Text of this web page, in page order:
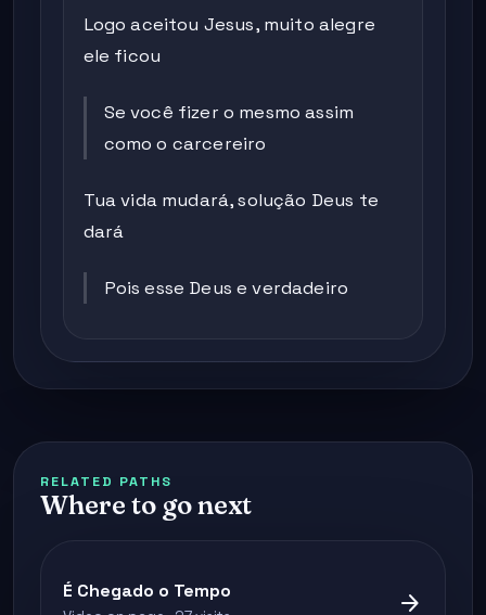
Logo aceitou Jesus, muito alegre
ele ficou
Se você fizer o mesmo assim
como o carcereiro
Tua vida mudará, solução Deus te
dará
Pois esse Deus e verdadeiro
RELATED PATHS
Where to go next
É Chegado o Tempo arrow_forward